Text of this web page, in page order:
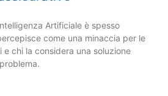
Artificiale è spesso
come una minaccia per le
e chi la considera una soluzione